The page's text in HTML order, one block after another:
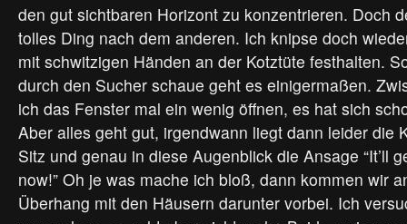
den gut sichtbaren Horizont zu konzentrieren. Doch
tolles Ding nach dem anderen. Ich knipse doch
mit schwitzigen Händen an der Kotztüte festhalten.
durch den Sucher schaue geht es einigermaßen.
ich das Fenster mal ein wenig öffnen, es hat sich
Aber alles geht gut, irgendwann liegt dann leider die
Sitz und genau in diese Augenblick die Ansage “It’ll
now!” Oh je was mache ich bloß, dann kommen wir
Überhang mit den Häusern darunter vorbei. Ich